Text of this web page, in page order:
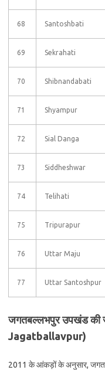
68 Santoshbati
69 Sekrahati
70 Shibnandabati
71 Shyampur
72 Sial Danga
73 Siddheshwar
74 Telihati
75 Tripurapur
76 Uttar Maju
77 Uttar Santoshpur
जगतबल्लभपुर उपखंड
Jagatballavpur)
2011 के आंकड़ों के अनुसार,